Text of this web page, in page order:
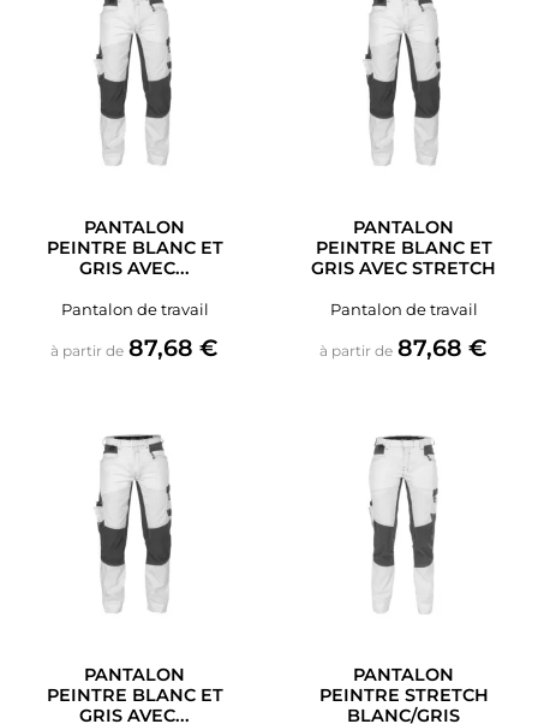
PANTALON
PEINTRE BLANC ET
GRIS AVEC...
Pantalon de travail
à partir de Prix
87,68 €
PANTALON
PEINTRE BLANC ET
GRIS AVEC STRETCH
Pantalon de travail
à partir de Prix
87,68 €
PANTALON
PEINTRE BLANC ET
GRIS AVEC...
PANTALON
PEINTRE STRETCH
BLANC/GRIS